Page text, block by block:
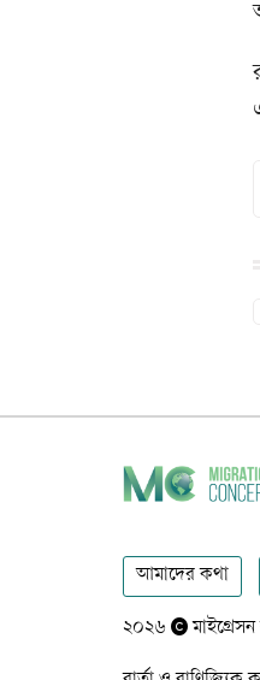
আমাদের কথা
২০২৬ মাইগ্রেসন